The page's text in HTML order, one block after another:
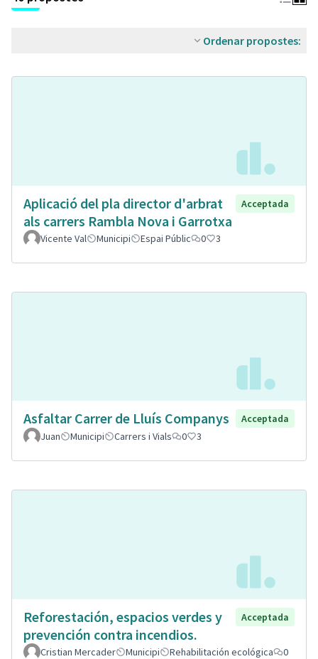
Ordenar propostes:
Aplicació del pla director d'arbrat
als carrers Rambla Nova i Garrotxa
Acceptada
Vicente Val Municipi Espai Públic 0 3
Asfaltar Carrer de Lluís Companys
Acceptada
Juan
Municipi Carrers i Vials 0 3
Reforestación, espacios verdes y
prevención contra incendios.
Acceptada
Cristian Mercader Municipi Rehabilitación ecológica
0